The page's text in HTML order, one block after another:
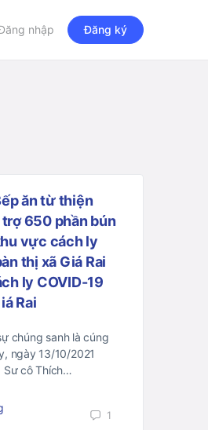
nhập Đăng ký
ăn từ thiện
650 phần bún
vực cách ly
thị xã Giá Rai
ly COVID-19
Rai
chúng sanh là cúng
ngày 13/10/2021
Sư cô Thích…
1